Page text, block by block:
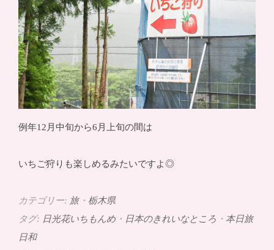
例年12月中旬から6月上旬の間は
いちご狩りも楽しめるみたいですよ◎
カテゴリー: 旅・ 栃木県
タグ: 日光花いちもんめ・ 日本のきれいなところ ・ 本日旅
日和